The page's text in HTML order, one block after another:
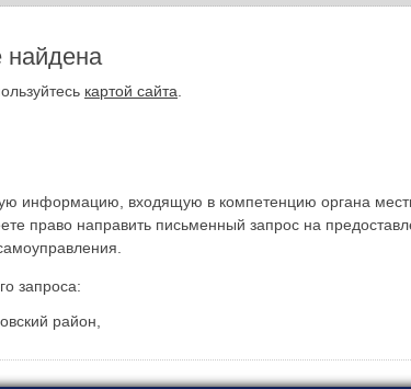
картой сайта
информацию, входящую в компетенцию органа
право направить письменный запрос на
запроса:
район,